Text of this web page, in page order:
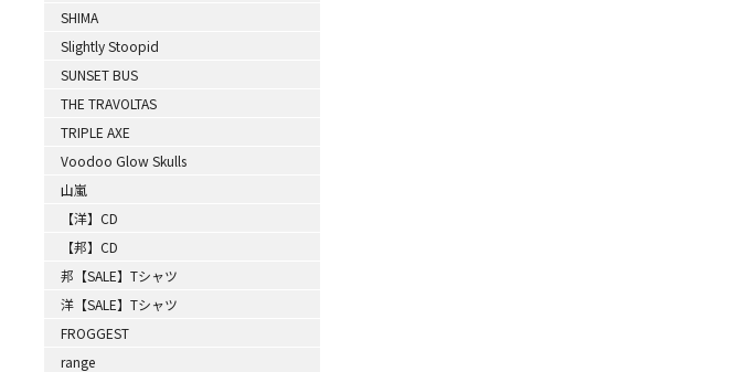
SHIMA
Slightly Stoopid
SUNSET BUS
THE TRAVOLTAS
TRIPLE AXE
Voodoo Glow Skulls
山嵐
【洋】CD
【邦】CD
邦【SALE】Tシャツ
洋【SALE】Tシャツ
FROGGEST
range